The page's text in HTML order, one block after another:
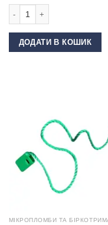
ДОДАТИ В КОШИК
МІКРОПЛОМБИ ТА